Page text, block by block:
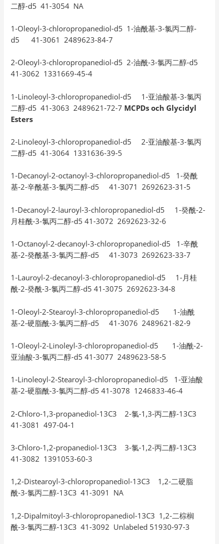
二醇-d5 41-3054 NA
1-Oleoyl-3-chloropropanediol-d5 1-油酰基-3-氯丙二醇-
d5 41-3061 2489623-84-7
2-Oleoyl-3-chloropropanediol-d5 2-油酰-3-氯丙二醇-d5
41-3062 1331669-45-4
1-Linoleoyl-3-chloropropanediol-d5 1-亚油酸基-3-氯丙
二醇-d5 41-3063 2489621-72-7 MCPDs och Glycidyl
Esters
2-Linoleoyl-3-chloropropanediol-d5 2-亚油酸基-3-氯丙
二醇-d5 41-3064 1331636-39-5
1-Decanoyl-2-octanoyl-3-chloropropanediol-d5 1-癸酰
基-2-辛酰基-3-氯丙二醇-d5 41-3071 2692623-31-5
1-Decanoyl-2-lauroyl-3-chloropropanediol-d5 1-癸酰-2-
月桂酰-3-氯丙二醇-d5 41-3072 2692623-32-6
1-Octanoyl-2-decanoyl-3-chloropropanediol-d5 1-辛酰
基-2-癸酰基-3-氯丙二醇-d5 41-3073 2692623-33-7
1-Lauroyl-2-decanoyl-3-chloropropanediol-d5 1-月桂
酰-2-癸酰-3-氯丙二醇-d5 41-3075 2692623-34-8
1-Oleoyl-2-Stearoyl-3-chloropropanediol-d5 1-油酰
基-2-硬脂酰-3-氯丙二醇-d5 41-3076 2489621-82-9
1-Oleoyl-2-Linoleyl-3-chloropropanediol-d5 1-油酰-2-
亚油酸-3-氯丙二醇-d5 41-3077 2489623-58-5
1-Linoleoyl-2-Stearoyl-3-chloropropanediol-d5 1-亚油酸
基-2-硬脂酰-3-氯丙二醇-d5 41-3078 1246833-46-4
2-Chloro-1,3-propanediol-13C3 2-氯-1,3-丙二醇-13C3
41-3081 497-04-1
3-Chloro-1,2-propanediol-13C3 3-氯-1,2-丙二醇-13C3
41-3082 1391053-60-3
1,2-Distearoyl-3-chloropropanediol-13C3 1,2-二硬脂
酰-3-氯丙二醇-13C3 41-3091 NA
1,2-Dipalmitoyl-3-chloropropanediol-13C3 1,2-二棕榈
酰-3-氯丙二醇-13C3 41-3092 Unlabeled 51930-97-3